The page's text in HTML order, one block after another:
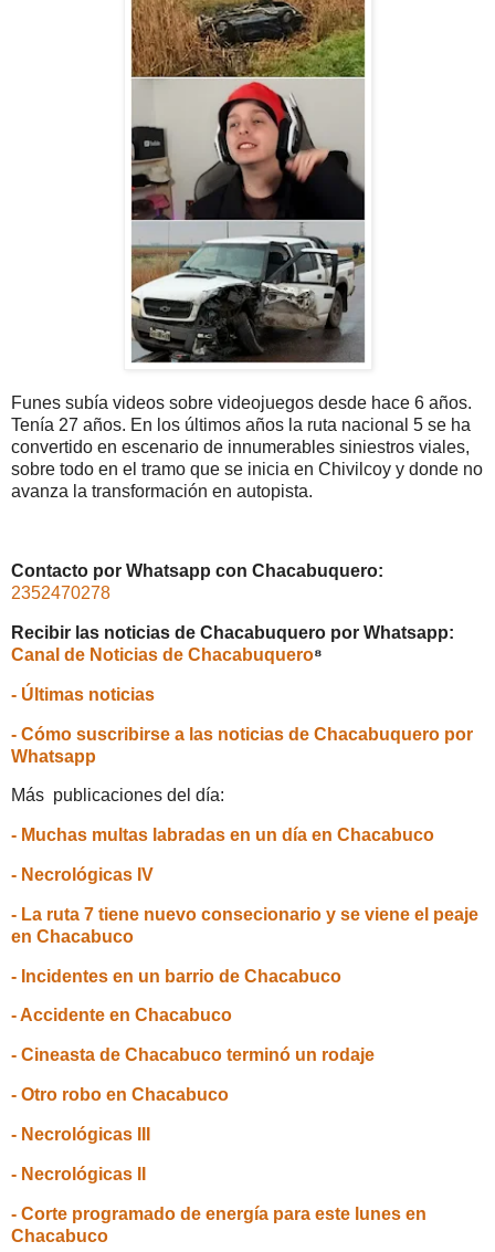
Funes subía videos sobre videojuegos desde hace 6 años.
Tenía 27 años. En los últimos años la ruta nacional 5 se ha
convertido en escenario de innumerables siniestros viales,
sobre todo en el tramo que se inicia en Chivilcoy y donde no
avanza la transformación en autopista.
Contacto por Whatsapp con Chacabuquero:
2352470278
Recibir las noticias de Chacabuquero por Whatsapp:
Canal de Noticias de Chacabuquero⁸
- Últimas noticias
- Cómo suscribirse a las noticias de Chacabuquero por
Whatsapp
Más publicaciones del día:
- Muchas multas labradas en un día en Chacabuco
- Necrológicas IV
- La ruta 7 tiene nuevo consecionario y se viene el peaje
en Chacabuco
- Incidentes en un barrio de Chacabuco
- Accidente en Chacabuco
- Cineasta de Chacabuco terminó un rodaje
- Otro robo en Chacabuco
- Necrológicas III
- Necrológicas II
- Corte programado de energía para este lunes en
Chacabuco